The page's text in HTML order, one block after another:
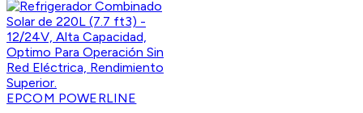
EPCOM POWERLINE